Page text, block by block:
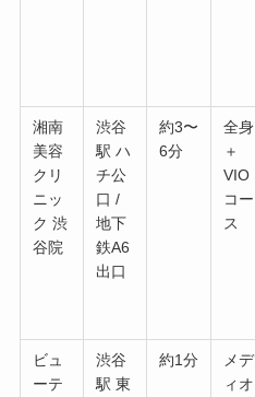
湘南
美容
クリ
ニッ
ク 渋
谷院
渋谷
駅 ハ
チ公
口 /
地下
鉄A6
出口
約3〜
6分
全身
＋
VIO
コー
ス
ビュ
ーテ
渋谷
駅 東
約1分
メデ
ィオ